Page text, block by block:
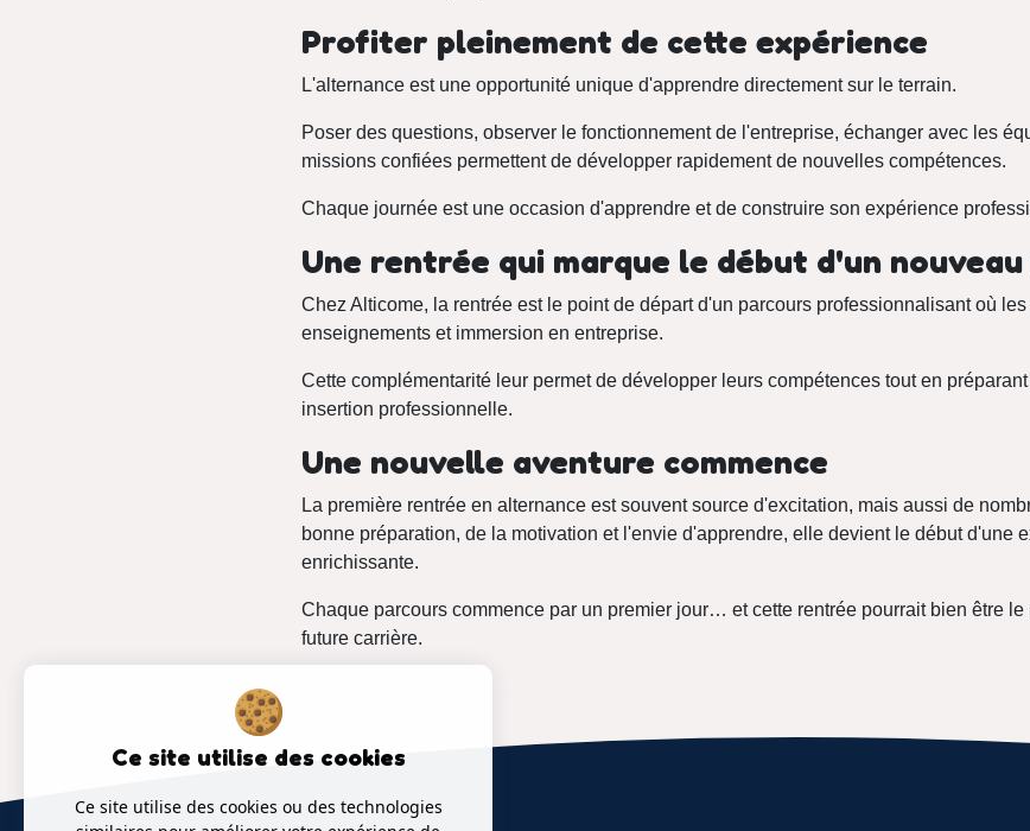
Profiter pleinement de cette expérience
L'alternance est une opportunité unique d'apprendre directement sur le terrain.
Poser des questions, observer le fonctionnement de l'entreprise, échanger avec les
missions confiées permettent de développer rapidement de nouvelles compétences.
Chaque journée est une occasion d'apprendre et de construire son expérience
Une rentrée qui marque le début d'un
Chez Alticome, la rentrée est le point de départ d'un parcours professionnalisant où
enseignements et immersion en entreprise.
Cette complémentarité leur permet de développer leurs compétences tout en
insertion professionnelle.
Une nouvelle aventure commence
La première rentrée en alternance est souvent source d'excitation, mais aussi de
bonne préparation, de la motivation et l'envie d'apprendre, elle devient le début d'une
enrichissante.
Chaque parcours commence par un premier jour… et cette rentrée pourrait bien être le
future carrière.
Ce site utilise des cookies
Ce site utilise des cookies ou des technologies